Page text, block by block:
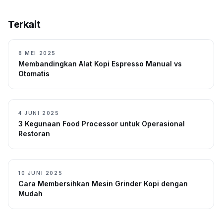
Terkait
8 MEI 2025
Membandingkan Alat Kopi Espresso Manual vs
Otomatis
4 JUNI 2025
3 Kegunaan Food Processor untuk Operasional
Restoran
10 JUNI 2025
Cara Membersihkan Mesin Grinder Kopi dengan
Mudah